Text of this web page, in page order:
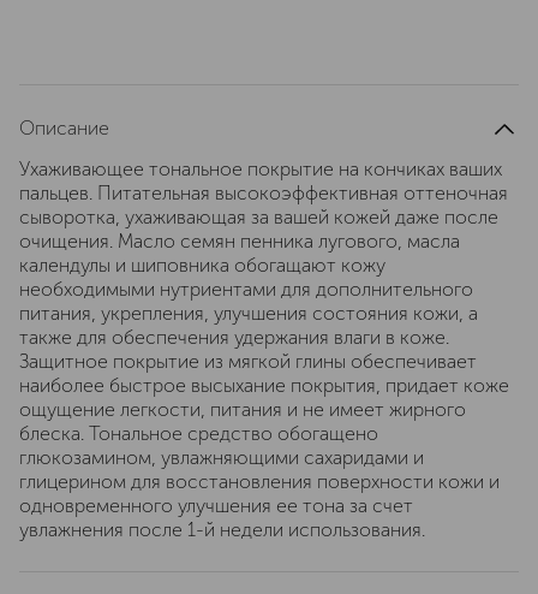
Описание
Ухаживающее тональное покрытие на кончиках ваших
пальцев. Питательная высокоэффективная оттеночная
сыворотка, ухаживающая за вашей кожей даже после
очищения. Масло семян пенника лугового, масла
календулы и шиповника обогащают кожу
необходимыми нутриентами для дополнительного
питания, укрепления, улучшения состояния кожи, а
также для обеспечения удержания влаги в коже.
Защитное покрытие из мягкой глины обеспечивает
наиболее быстрое высыхание покрытия, придает коже
ощущение легкости, питания и не имеет жирного
блеска. Тональное средство обогащено
глюкозамином, увлажняющими сахаридами и
глицерином для восстановления поверхности кожи и
одновременного улучшения ее тона за счет
увлажнения после 1-й недели использования.